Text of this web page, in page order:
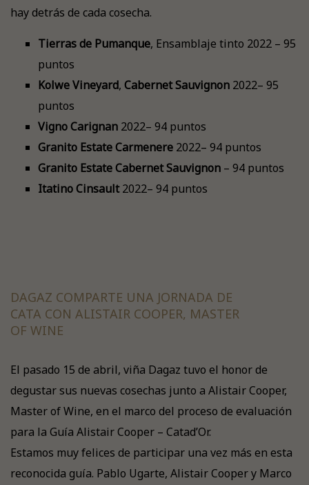
hay detrás de cada cosecha.
Tierras de Pumanque, Ensamblaje tinto 2022 – 95
puntos
Kolwe Vineyard, Cabernet Sauvignon 2022– 95
puntos
VignoCarignan 2022– 94 puntos
Granito EstateCarmenere 2022– 94 puntos
Granito EstateCabernet Sauvignon – 94 puntos
ItatinoCinsault2022– 94 puntos
DAGAZ COMPARTE UNA JORNADA DE
CATA CON ALISTAIR COOPER, MASTER
OF WINE
El pasado 15 de abril, viña Dagaz tuvo el honor de
degustar sus nuevas cosechas junto a Alistair Cooper,
Master of Wine, en el marco del proceso de evaluación
para la Guía Alistair Cooper – Catad’Or.
Estamos muy felices de participar una vez más en esta
reconocida guía. Pablo Ugarte, Alistair Cooper y Marco